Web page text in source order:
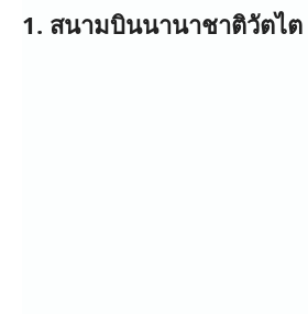
1. สนามบินนานาชาติวัตไต